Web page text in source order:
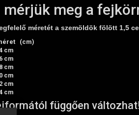
mérjük meg a
méretét a szemöldök fölött 1,5
(cm)
cm
cm
cm
cm
cm
cm
függően